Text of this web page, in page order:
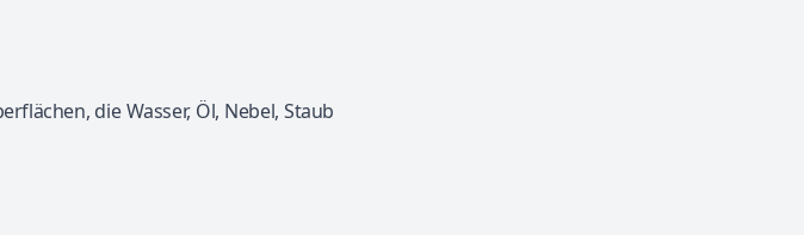
die Wasser, Öl, Nebel, Staub